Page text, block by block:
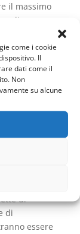
come i cookie
Il
dati come il
Non
su alcune
il massimo
di
termica,
di
questo,
in
a
più
di
di
essere